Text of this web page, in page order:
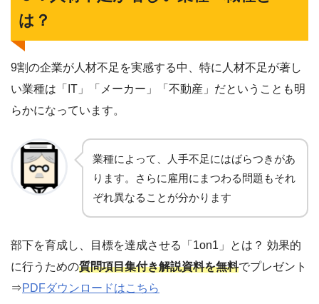
は？
9割の企業が人材不足を実感する中、特に人材不足が著し
い業種は「IT」「メーカー」「不動産」だということも明
らかになっています。
業種によって、人手不足にはばらつきがあ
ります。さらに雇用にまつわる問題もそれ
ぞれ異なることが分かります
部下を育成し、目標を達成させる「1on1」とは？ 効果的
に行うための質問項目集付き解説資料を無料でプレゼント
⇒PDFダウンロードはこちら